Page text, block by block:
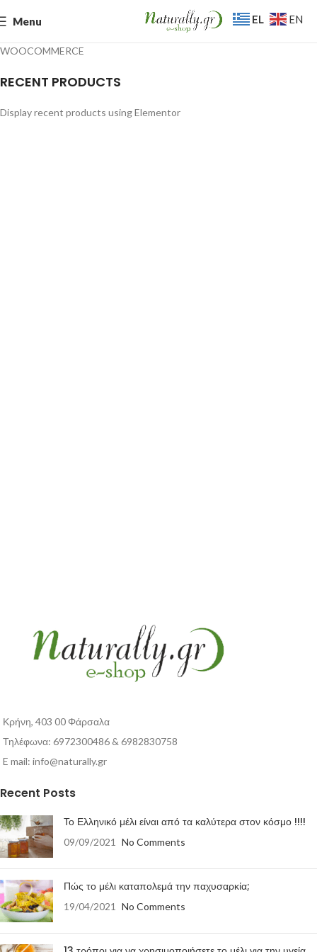
Menu
WOOCOMMERCE
RECENT PRODUCTS
Display recent products using Elementor
Κρήνη, 403 00 Φάρσαλα
Τηλέφωνα: 6972300486 & 6982830758
E mail: info@naturally.gr
Recent Posts
Το Ελληνικό μέλι είναι από τα καλύτερα στον κόσμο !!!!
09/09/2021 No Comments
Πώς το μέλι καταπολεμά την παχυσαρκία;
19/04/2021 No Comments
EL EN